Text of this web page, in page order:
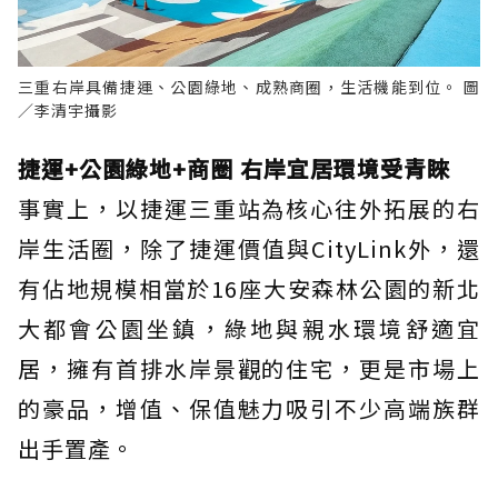
三重右岸具備捷運、公園綠地、成熟商圈，生活機能到位。 圖
／李清宇攝影
捷運+公園綠地+商圈 右岸宜居環境受青睞
事實上，以捷運三重站為核心往外拓展的右
岸生活圈，除了捷運價值與CityLink外，還
有佔地規模相當於16座大安森林公園的新北
大都會公園坐鎮，綠地與親水環境舒適宜
居，擁有首排水岸景觀的住宅，更是市場上
的豪品，增值、保值魅力吸引不少高端族群
出手置產。